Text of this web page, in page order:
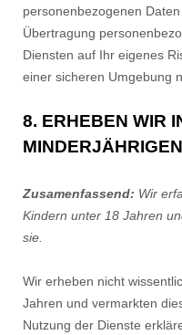
personenbezogenen
Übertragung
Diensten auf Ihr eigenes
einer sicheren Umgebung
8. ERHEBEN WIR
Zusamenfassend: Wir
Kindern unter 18 Jahren
sie.
Wir erheben nicht
Jahren und vermarkten
Nutzung der Dienste